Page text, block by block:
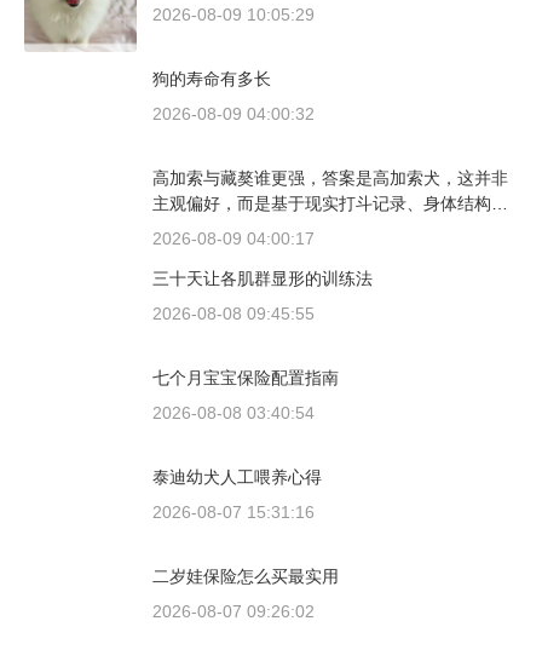
2026-08-09 10:05:29
狗的寿命有多长
2026-08-09 04:00:32
高加索与藏獒谁更强，答案是高加索犬，这并非
主观偏好，而是基于现实打斗记录、身体结构与
工作性能得出的结论。若将两者置于同等体重级
犬拥有压倒性的胜率。
2026-08-09 04:00:17
三十天让各肌群显形的训练法
2026-08-08 09:45:55
七个月宝宝保险配置指南
2026-08-08 03:40:54
泰迪幼犬人工喂养心得
2026-08-07 15:31:16
二岁娃保险怎么买最实用
2026-08-07 09:26:02